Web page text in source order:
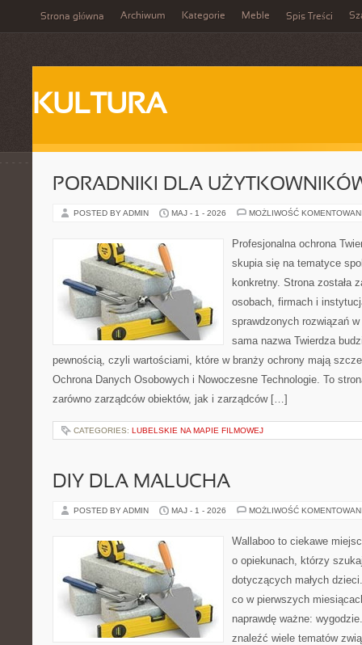
Strona główna Archiwum Kategorie Meble Spis Treści
KULTURA
PORADNIKI DLA
POSTED BY ADMIN MAJ - 1 - 2026 MOŻLIWOŚĆ
Profesjonalna ochrona
skupia się na tematyce
konkretny. Strona została
osobach, firmach i
sprawdzonych rozwiązań
sama nazwa Twierdza
pewnością, czyli wartościami, które w branży ochrony mają
Ochrona Danych Osobowych i Nowoczesne Technologie. To
zarówno zarządców obiektów, jak i zarządców […]
CATEGORIES: LUBELSKIE NA MAPIE FILMOWEJ
DIY DLA MALUCHA
POSTED BY ADMIN MAJ - 1 - 2026 MOŻLIWOŚĆ
Wallaboo to ciekawe
o opiekunach, którzy
dotyczących małych
co w pierwszych
naprawdę ważne:
znaleźć wiele tematów